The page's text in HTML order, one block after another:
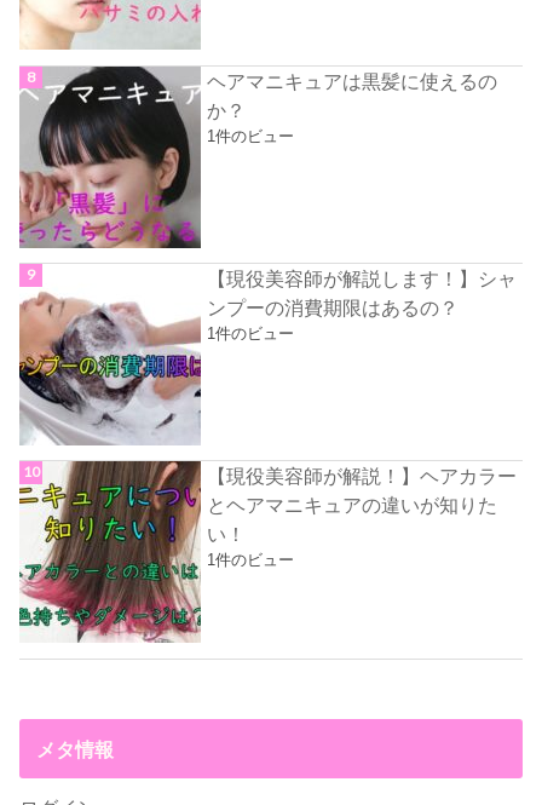
ヘアマニキュアは黒髪に使えるの
か？
1件のビュー
【現役美容師が解説します！】シャ
ンプーの消費期限はあるの？
1件のビュー
【現役美容師が解説！】ヘアカラー
とヘアマニキュアの違いが知りた
い！
1件のビュー
メタ情報